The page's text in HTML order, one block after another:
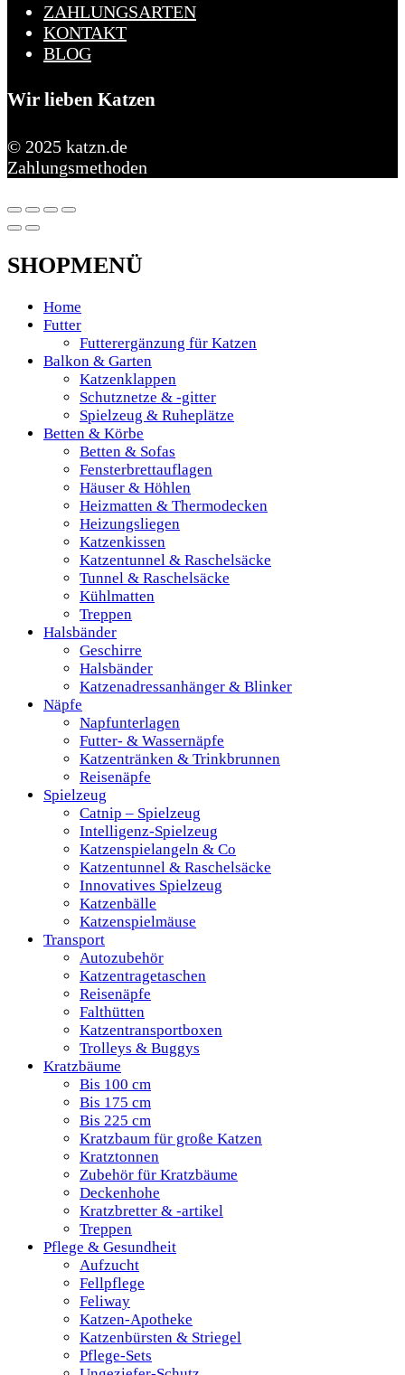
ZAHLUNGSARTEN
KONTAKT
BLOG
Wir lieben Katzen
© 2025 katzn.de
Zahlungsmethoden
SHOPMENÜ
Home
Futter
Futterergänzung für Katzen
Balkon & Garten
Katzenklappen
Schutznetze & -gitter
Spielzeug & Ruheplätze
Betten & Körbe
Betten & Sofas
Fensterbrettauflagen
Häuser & Höhlen
Heizmatten & Thermodecken
Heizungsliegen
Katzenkissen
Katzentunnel & Raschelsäcke
Tunnel & Raschelsäcke
Kühlmatten
Treppen
Halsbänder
Geschirre
Halsbänder
Katzenadressanhänger & Blinker
Näpfe
Napfunterlagen
Futter- & Wassernäpfe
Katzentränken & Trinkbrunnen
Reisenäpfe
Spielzeug
Catnip – Spielzeug
Intelligenz-Spielzeug
Katzenspielangeln & Co
Katzentunnel & Raschelsäcke
Innovatives Spielzeug
Katzenbälle
Katzenspielmäuse
Transport
Autozubehör
Katzentragetaschen
Reisenäpfe
Falthütten
Katzentransportboxen
Trolleys & Buggys
Kratzbäume
Bis 100 cm
Bis 175 cm
Bis 225 cm
Kratzbaum für große Katzen
Kratztonnen
Zubehör für Kratzbäume
Deckenhohe
Kratzbretter & -artikel
Treppen
Pflege & Gesundheit
Aufzucht
Fellpflege
Feliway
Katzen-Apotheke
Katzenbürsten & Striegel
Pflege-Sets